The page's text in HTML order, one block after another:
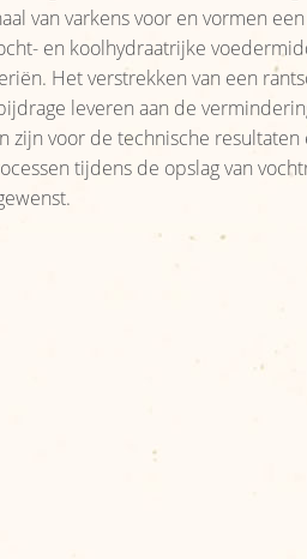
van varkens voor en vormen
en koolhydraatrijke
Het verstrekken van een
leveren aan de
zijn voor de technische
tijdens de opslag van